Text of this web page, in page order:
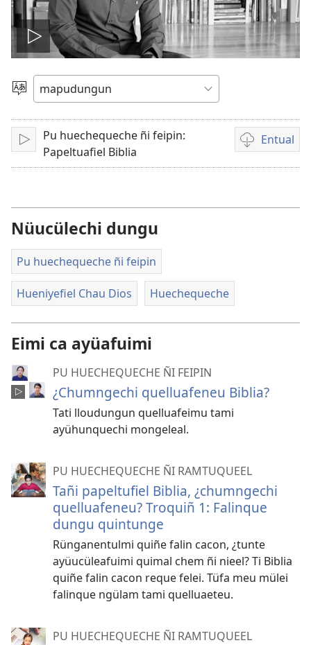
Amulcünungepe
ti
video
Dullial
quehun
Amulcünungeal
Pu huechequeche ñi feipin:
Papeltuafiel Biblia
Entual
Chumngechi
entual
Nüucülechi dungu
Pu huechequeche ñi feipin
Hueniyefiel Chau Dios Huechequeche
Eimi ca ayüafuimi
PU HUECHEQUECHE ÑI FEIPIN
¿Chumngechi quelluafeneu Biblia?
Tati lloudungun quelluafeimu tami
ayühunquechi mongeleal.
PU HUECHEQUECHE ÑI RAMTUQUEEL
Tañi papeltufiel Biblia, ¿chumngechi
quelluafeneu? Troquiñ 1: Falinque
dungu quintunge
Rünganentulmi quiñe falin cacon, ¿tunte
ayüucüleafuimi quimal chem ñi nieel? Ti Biblia
quiñe falin cacon reque felei. Tüfa meu mülei
falinque ngülam tami quelluaeteu.
PU HUECHEQUECHE ÑI RAMTUQUEEL